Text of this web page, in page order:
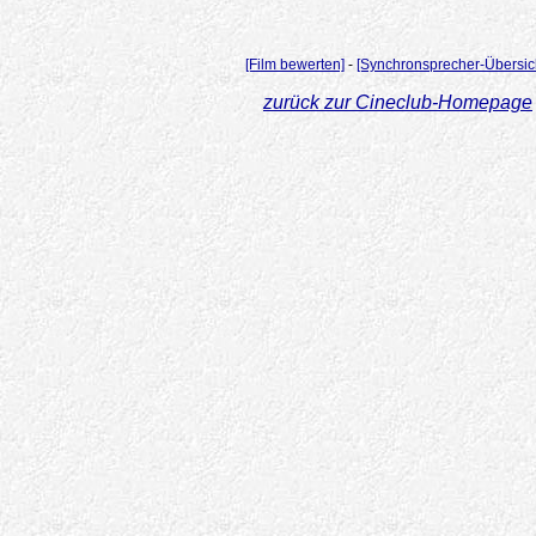
[Film bewerten] - [Synchronsprecher-
zurück zur Cineclub-Homepage